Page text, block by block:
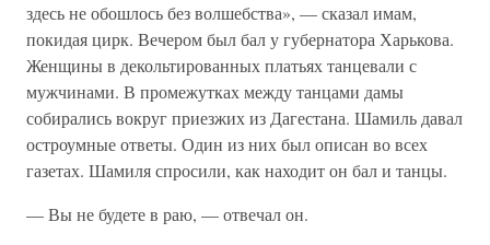
здесь не обошлось без волшебства», — сказал имам,
покидая цирк. Вечером был бал у губернатора Харькова.
Женщины в декольтированных платьях танцевали с
мужчинами. В промежутках между танцами дамы
собирались вокруг приезжих из Дагестана. Шамиль давал
остроумные ответы. Один из них был описан во всех
газетах. Шамиля спросили, как находит он бал и танцы.
— Вы не будете в раю, — отвечал он.